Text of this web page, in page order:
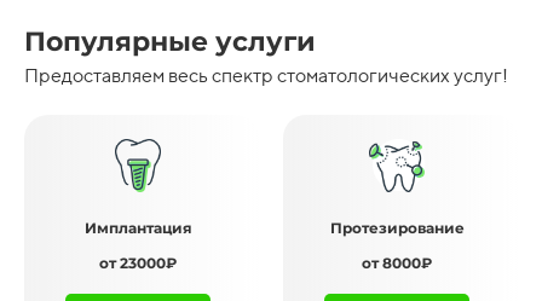
Популярные услуги
Предоставляем весь спектр стоматологических услуг!
Имплантация
от 23000₽
Протезирование
от 8000₽